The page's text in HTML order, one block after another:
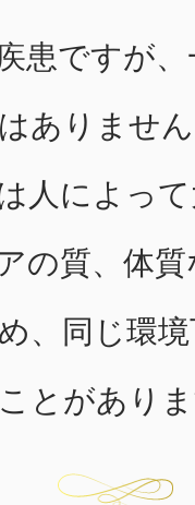
患ですが
ありませ
人によっ
の質、体
、同じ環
とがあり